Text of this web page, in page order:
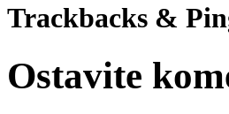
Trackbacks &
Ostavite